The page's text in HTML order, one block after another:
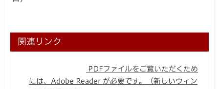
関連リンク
PDFファイルをご覧いただくため
には、Adobe Reader が必要です。（新しいウィン